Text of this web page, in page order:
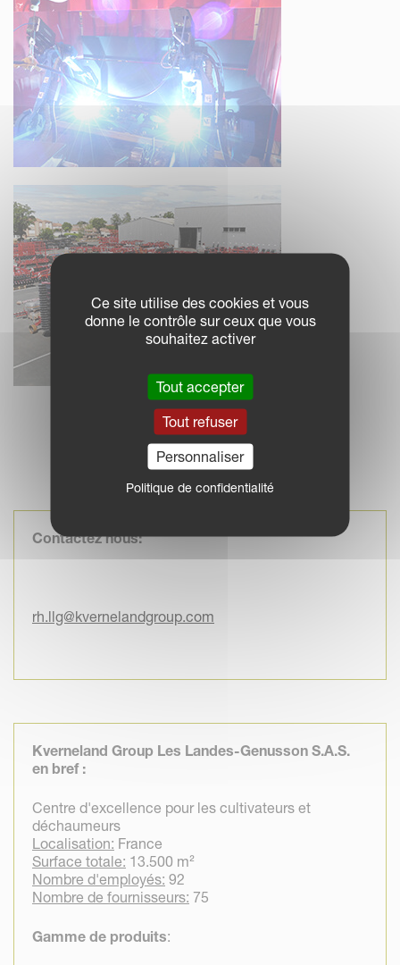
Contactez nous:
rh.llg@kvernelandgroup.com
Kverneland Group Les Landes-Genusson S.A.S.
en bref :
Centre d'excellence pour les cultivateurs et
déchaumeurs
Localisation: France
Surface totale: 13.500 m²
Nombre d'employés: 92
Nombre de fournisseurs: 75
Gamme de produits:
Ce site utilise des cookies et vous
donne le contrôle sur ceux que vous
souhaitez activer
Tout accepter
Tout refuser
Personnaliser
Politique de confidentialité